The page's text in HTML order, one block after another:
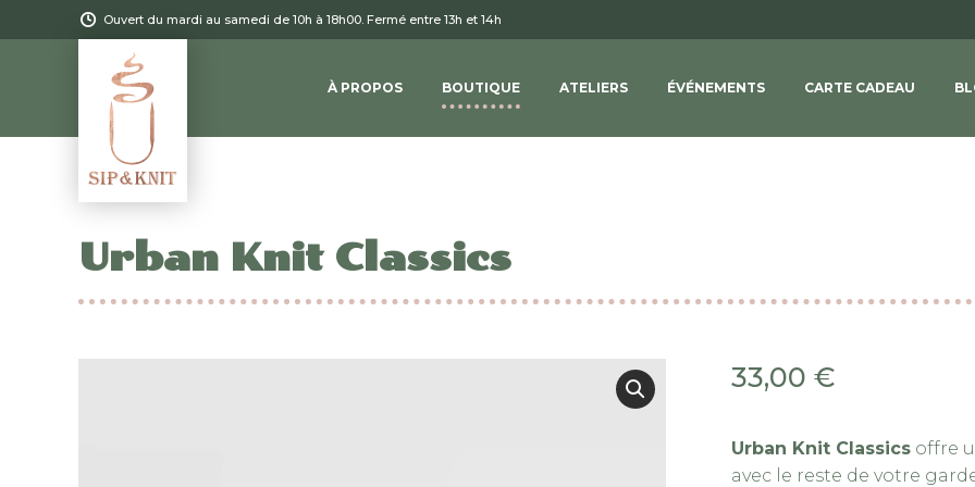
Ouvert du mardi au samedi de 10h à 18h00. Fermé entre 13h et 14h
À PROPOS BOUTIQUE ATELIERS ÉVÉNEMENTS CARTE CADEAU
Urban Knit Classics
33,00 €
Urban Knit Classics offre
avec le reste de votre